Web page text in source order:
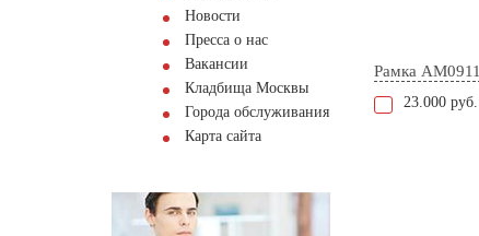
Новости
Пресса о нас
Вакансии
Кладбища Москвы
Города обслуживания
Карта сайта
Рамка AM0911
23.000 руб.